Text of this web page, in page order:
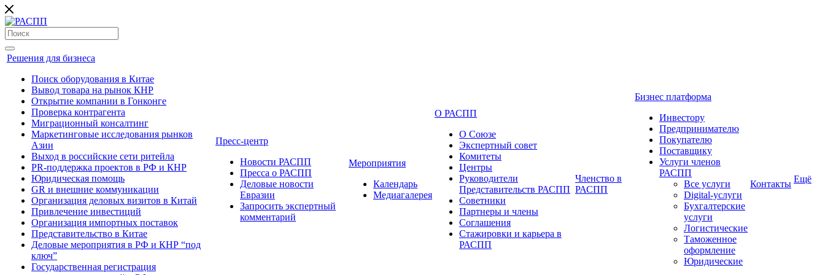
Решения для бизнеса
Поиск оборудования в Китае
Вывод товара на рынок КНР
Открытие компании в Гонконге
Проверка контрагента
Миграционный консалтинг
Маркетинговые исследования рынков
Азии
Выход в российские сети ритейла
PR-поддержка проектов в РФ и КНР
Юридическая помощь
GR и внешние коммуникации
Организация деловых визитов в Китай
Привлечение инвестиций
Организация импортных поставок
Представительство в Китае
Деловые мероприятия в РФ и КНР “под
ключ”
Государственная регистрация
Пресс-центр
Новости РАСПП
Пресса о РАСПП
Деловые новости
Евразии
Запросить экспертный
комментарий
Мероприятия
Календарь
Медиагалерея
О РАСПП
О Союзе
Экспертный совет
Комитеты
Центры
Руководители
Представительств РАСПП
Советники
Партнеры и члены
Соглашения
Стажировки и карьера в
РАСПП
Членство в
РАСПП
Бизнес платформа
Инвестору
Предпринимателю
Покупателю
Поставщику
Услуги членов
РАСПП
Все услуги
Digital-услуги
Бухгалтерские
услуги
Логистические
Таможенное
оформление
Юридические
Контакты Ещё